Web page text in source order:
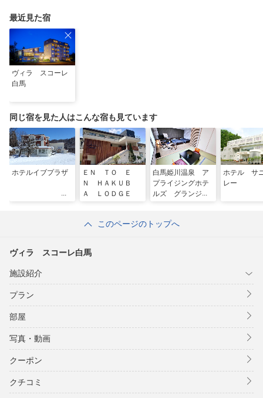
最近見た宿
ヴィラ スコーレ
白馬
同じ宿を見た人はこんな宿も見ています
ホテルイブプラザ
ＥＮ ＴＯ Ｅ
Ｎ ＨＡＫＵＢ
Ａ ＬＯＤＧＥ
白馬姫川温泉 ア
プライジングホテ
ルズ グランジャ
ホテル サ
レー
このページのトップへ
ヴィラ スコーレ白馬
施設紹介
プラン
部屋
写真・動画
クーポン
クチコミ